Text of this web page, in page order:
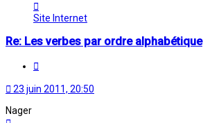
Melina
Site Internet
Re: Les verbes par ordre alphabétique
23 juin 2011, 20:50
Nager